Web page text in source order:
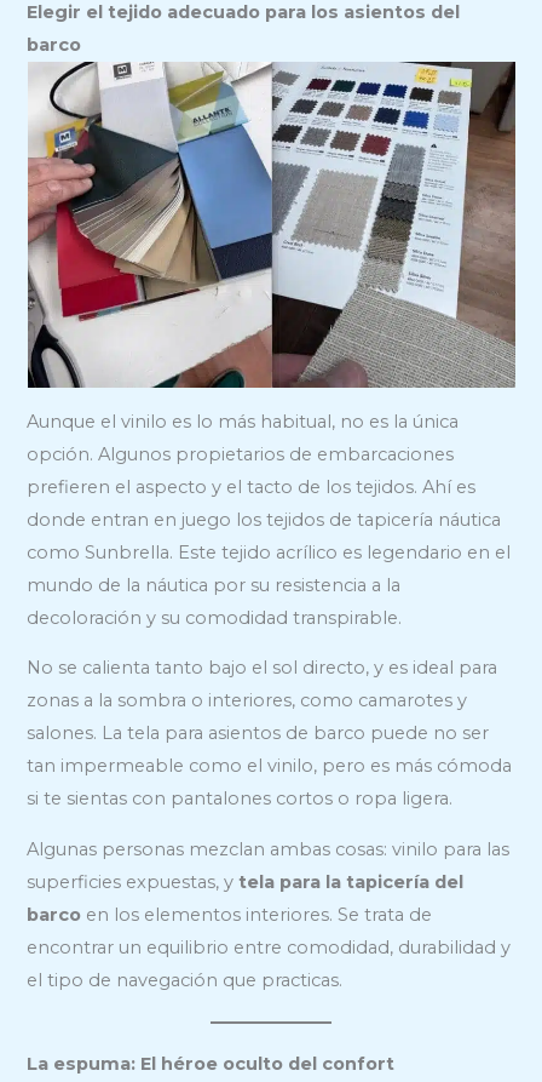
Elegir el tejido adecuado para los asientos del
barco
Aunque el vinilo es lo más habitual, no es la única
opción. Algunos propietarios de embarcaciones
prefieren el aspecto y el tacto de los tejidos. Ahí es
donde entran en juego los tejidos de tapicería náutica
como Sunbrella. Este tejido acrílico es legendario en el
mundo de la náutica por su resistencia a la
decoloración y su comodidad transpirable.
No se calienta tanto bajo el sol directo, y es ideal para
zonas a la sombra o interiores, como camarotes y
salones. La tela para asientos de barco puede no ser
tan impermeable como el vinilo, pero es más cómoda
si te sientas con pantalones cortos o ropa ligera.
Algunas personas mezclan ambas cosas: vinilo para las
superficies expuestas, ytela para la tapicería del
barco en los elementos interiores. Se trata de
encontrar un equilibrio entre comodidad, durabilidad y
el tipo de navegación que practicas.
La espuma: El héroe oculto del confort